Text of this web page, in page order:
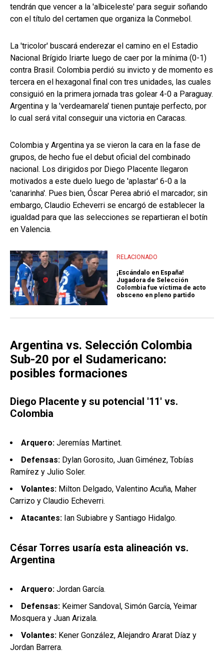
tendrán que vencer a la 'albiceleste' para seguir soñando
con el título del certamen que organiza la Conmebol.
La 'tricolor' buscará enderezar el camino en el Estadio
Nacional Brígido Iriarte luego de caer por la mínima (0-1)
contra Brasil. Colombia perdió su invicto y de momento es
tercera en el hexagonal final con tres unidades, las cuales
consiguió en la primera jornada tras golear 4-0 a Paraguay.
Argentina y la 'verdeamarela' tienen puntaje perfecto, por
lo cual será vital conseguir una victoria en Caracas.
Colombia y Argentina ya se vieron la cara en la fase de
grupos, de hecho fue el debut oficial del combinado
nacional. Los dirigidos por Diego Placente llegaron
motivados a este duelo luego de 'aplastar' 6-0 a la
'canarinha'. Pues bien, Óscar Perea abrió el marcador; sin
embargo, Claudio Echeverri se encargó de establecer la
igualdad para que las selecciones se repartieran el botín
en Valencia.
RELACIONADO
¡Escándalo en España!
Jugadora de Selección
Colombia fue víctima de acto
obsceno en pleno partido
Argentina vs. Selección Colombia
Sub-20 por el Sudamericano:
posibles formaciones
Diego Placente y su potencial '11' vs.
Colombia
Arquero: Jeremías Martinet.
Defensas: Dylan Gorosito, Juan Giménez, Tobías
Ramírez y Julio Soler.
Volantes: Milton Delgado, Valentino Acuña, Maher
Carrizo y Claudio Echeverri.
Atacantes: Ian Subiabre y Santiago Hidalgo.
César Torres usaría esta alineación vs.
Argentina
Arquero: Jordan García.
Defensas: Keimer Sandoval, Simón García, Yeimar
Mosquera y Juan Arizala.
Volantes: Kener González, Alejandro Ararat Díaz y
Jordan Barrera.